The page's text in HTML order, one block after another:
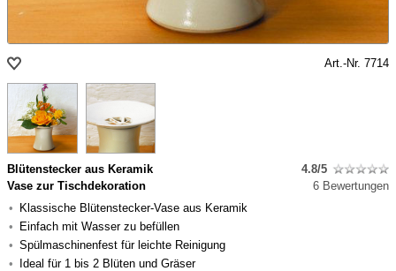
Art.-Nr. 7714
Blütenstecker aus Keramik
Vase zur Tischdekoration
Klassische Blütenstecker-Vase aus Keramik
Einfach mit Wasser zu befüllen
Spülmaschinenfest für leichte Reinigung
Ideal für 1 bis 2 Blüten und Gräser
4.8/5
6 Bewertungen